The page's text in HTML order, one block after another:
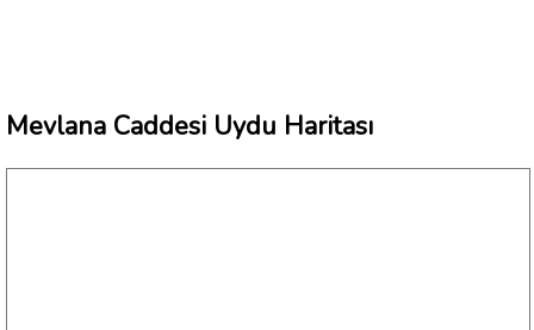
Mevlana Caddesi Uydu Haritası